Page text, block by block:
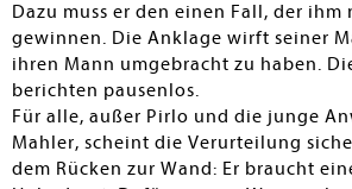
Dazu muss er den einen Fall, der ihm
gewinnen. Die Anklage wirft seiner
ihren Mann umgebracht zu haben.
berichten pausenlos.
Für alle, außer Pirlo und die junge
Mahler, scheint die Verurteilung
dem Rücken zur Wand: Er braucht